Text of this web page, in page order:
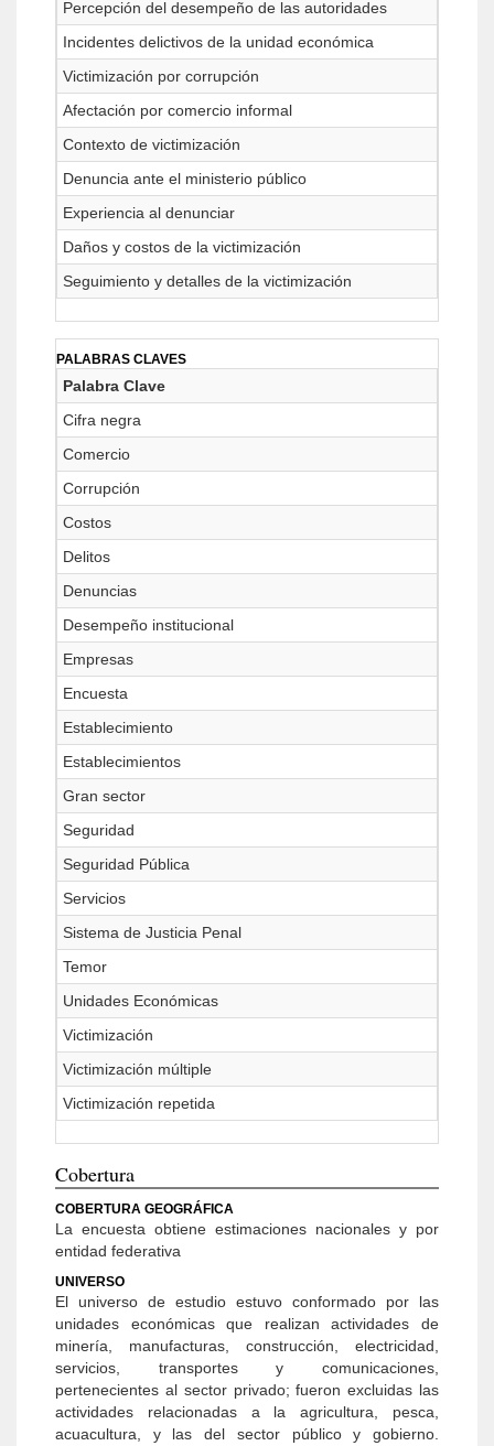
Percepción del desempeño de las autoridades
Incidentes delictivos de la unidad económica
Victimización por corrupción
Afectación por comercio informal
Contexto de victimización
Denuncia ante el ministerio público
Experiencia al denunciar
Daños y costos de la victimización
Seguimiento y detalles de la victimización
PALABRAS CLAVES
Palabra Clave
Cifra negra
Comercio
Corrupción
Costos
Delitos
Denuncias
Desempeño institucional
Empresas
Encuesta
Establecimiento
Establecimientos
Gran sector
Seguridad
Seguridad Pública
Servicios
Sistema de Justicia Penal
Temor
Unidades Económicas
Victimización
Victimización múltiple
Victimización repetida
Cobertura
COBERTURA GEOGRÁFICA
La encuesta obtiene estimaciones nacionales y por
entidad federativa
UNIVERSO
El universo de estudio estuvo conformado por las
unidades económicas que realizan actividades de
minería, manufacturas, construcción, electricidad,
servicios, transportes y comunicaciones,
pertenecientes al sector privado; fueron excluidas las
actividades relacionadas a la agricultura, pesca,
acuacultura, y las del sector público y gobierno.